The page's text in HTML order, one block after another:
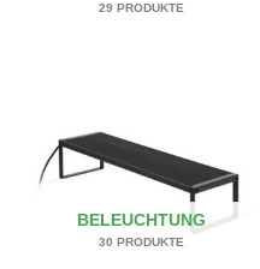
29 PRODUKTE
BELEUCHTUNG
30 PRODUKTE